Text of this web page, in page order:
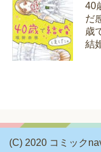
40
だ
歳
結
(C) 2020 コミック